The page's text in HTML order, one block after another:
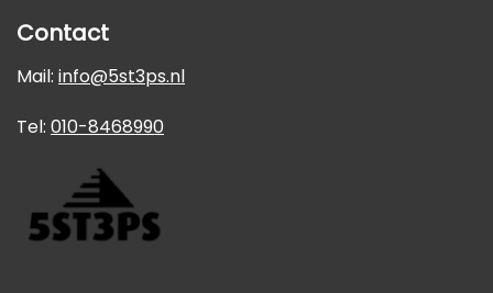
Contact
Mail: info@5st3ps.nl
Tel: 010-8468990